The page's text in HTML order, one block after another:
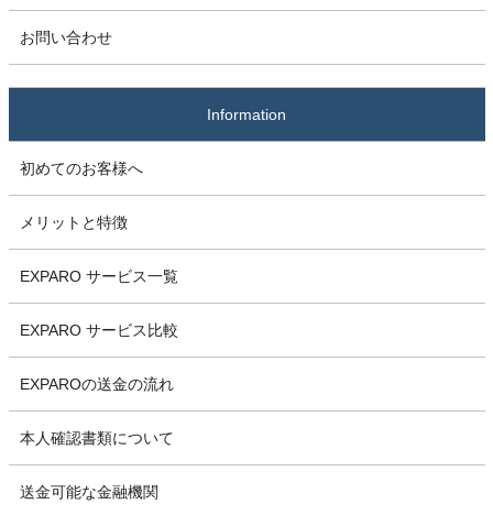
お問い合わせ
Information
初めてのお客様へ
メリットと特徴
EXPARO サービス一覧
EXPARO サービス比較
EXPAROの送金の流れ
本人確認書類について
送金可能な金融機関